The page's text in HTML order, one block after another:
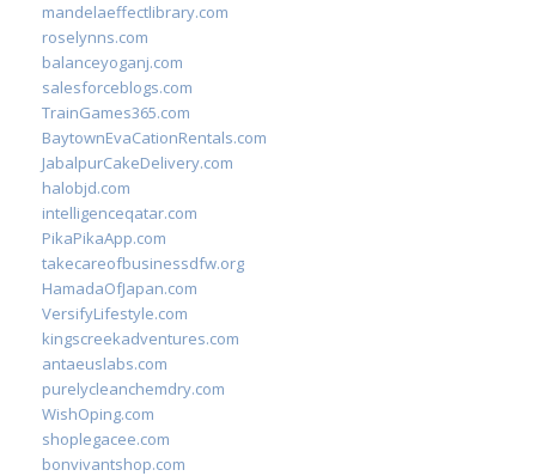
mandelaeffectlibrary.com
roselynns.com
balanceyoganj.com
salesforceblogs.com
TrainGames365.com
BaytownEvaCationRentals.com
JabalpurCakeDelivery.com
halobjd.com
intelligenceqatar.com
PikaPikaApp.com
takecareofbusinessdfw.org
HamadaOfJapan.com
VersifyLifestyle.com
kingscreekadventures.com
antaeuslabs.com
purelycleanchemdry.com
WishOping.com
shoplegacee.com
bonvivantshop.com